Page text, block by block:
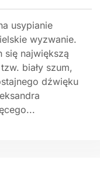
usypianie
wyzwanie.
się największą
biały szum,
dźwięku